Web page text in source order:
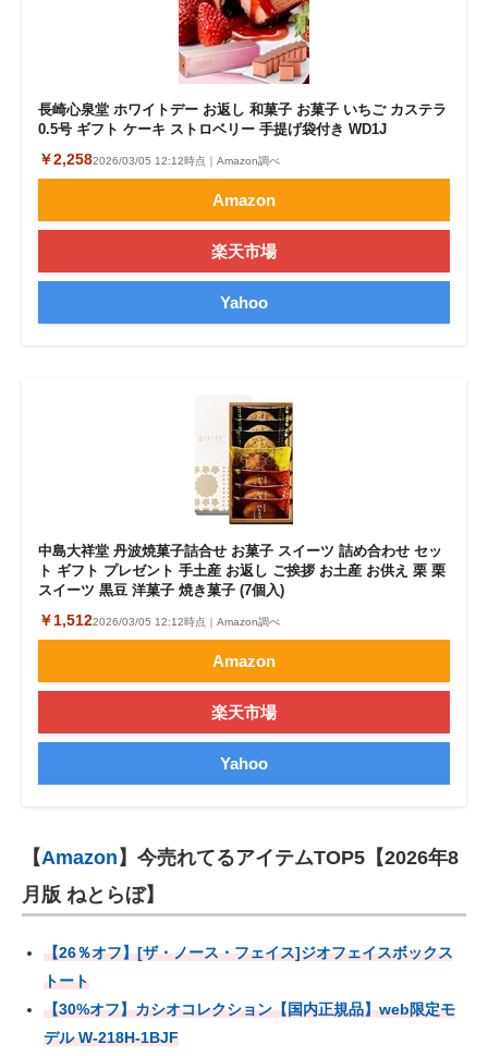
長崎心泉堂 ホワイトデー お返し 和菓子 お菓子 いちご カステラ
0.5号 ギフト ケーキ ストロベリー 手提げ袋付き WD1J
￥2,2582026/03/05 12:12時点｜Amazon調べ
Amazon
楽天市場
Yahoo
中島大祥堂 丹波焼菓子詰合せ お菓子 スイーツ 詰め合わせ セッ
ト ギフト プレゼント 手土産 お返し ご挨拶 お土産 お供え 栗 栗
スイーツ 黒豆 洋菓子 焼き菓子 (7個入)
￥1,5122026/03/05 12:12時点｜Amazon調べ
Amazon
楽天市場
Yahoo
【Amazon 】今売れてるアイテムTOP5【2026年8
月版 ねとらぼ】
【26％オフ】[ザ・ノース・フェイス]ジオフェイスボックス
トート
【30%オフ】カシオコレクション【国内正規品】web限定モ
デル W-218H-1BJF